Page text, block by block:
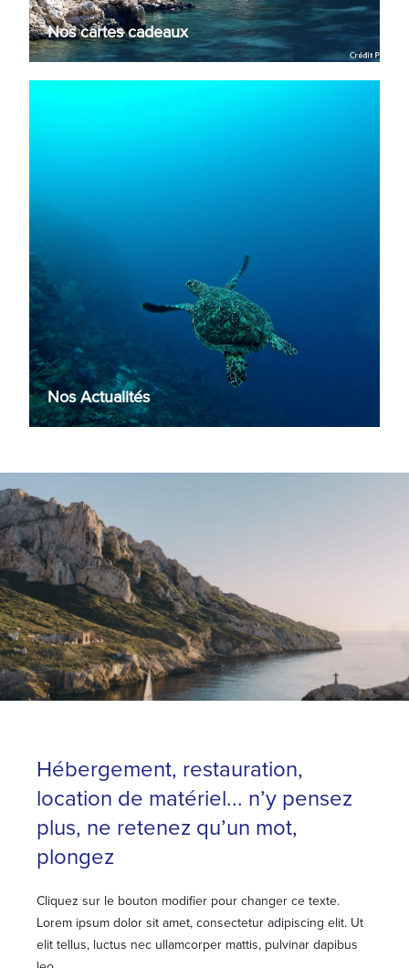
Nos cartes cadeaux
Nos Actualités
Hébergement, restauration,
location de matériel... n’y pensez
plus, ne retenez qu’un mot,
plongez
Cliquez sur le bouton modifier pour changer ce texte.
Lorem ipsum dolor sit amet, consectetur adipiscing elit. Ut
elit tellus, luctus nec ullamcorper mattis, pulvinar dapibus